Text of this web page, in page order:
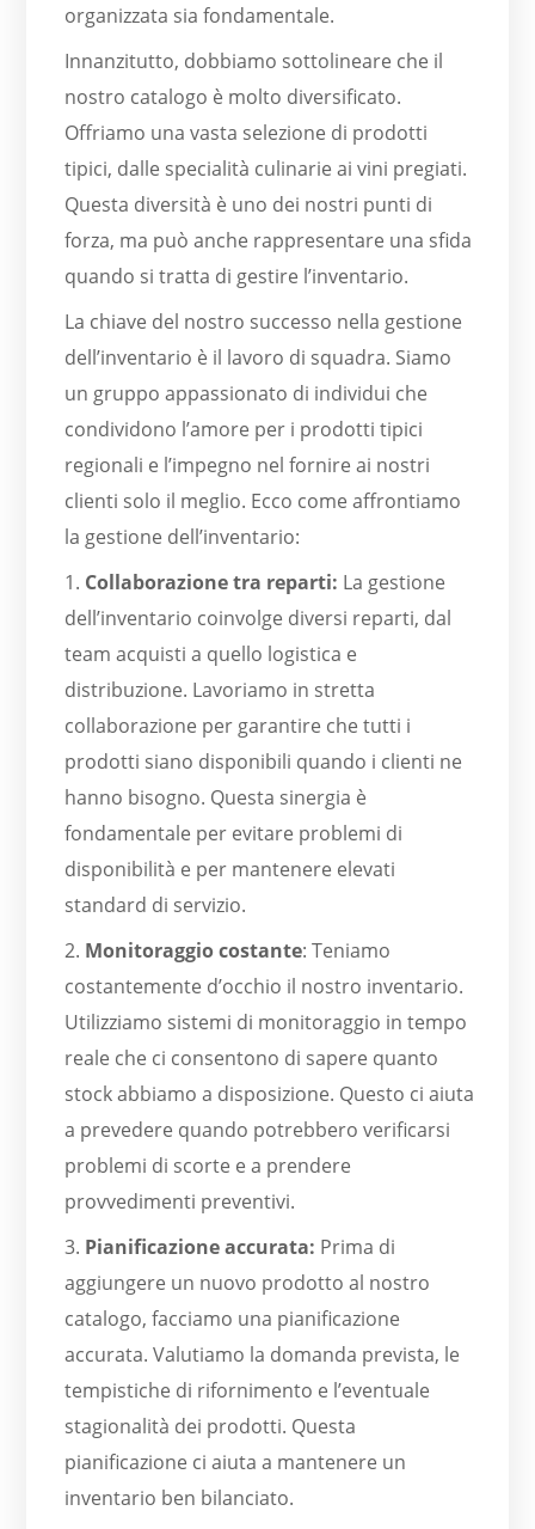
organizzata sia fondamentale.
Innanzitutto, dobbiamo sottolineare che il
nostro catalogo è molto diversificato.
Offriamo una vasta selezione di prodotti
tipici, dalle specialità culinarie ai vini pregiati.
Questa diversità è uno dei nostri punti di
forza, ma può anche rappresentare una sfida
quando si tratta di gestire l’inventario.
La chiave del nostro successo nella gestione
dell’inventario è il lavoro di squadra. Siamo
un gruppo appassionato di individui che
condividono l’amore per i prodotti tipici
regionali e l’impegno nel fornire ai nostri
clienti solo il meglio. Ecco come affrontiamo
la gestione dell’inventario:
1. Collaborazione tra reparti: La gestione
dell’inventario coinvolge diversi reparti, dal
team acquisti a quello logistica e
distribuzione. Lavoriamo in stretta
collaborazione per garantire che tutti i
prodotti siano disponibili quando i clienti ne
hanno bisogno. Questa sinergia è
fondamentale per evitare problemi di
disponibilità e per mantenere elevati
standard di servizio.
2. Monitoraggio costante: Teniamo
costantemente d’occhio il nostro inventario.
Utilizziamo sistemi di monitoraggio in tempo
reale che ci consentono di sapere quanto
stock abbiamo a disposizione. Questo ci aiuta
a prevedere quando potrebbero verificarsi
problemi di scorte e a prendere
provvedimenti preventivi.
3. Pianificazione accurata: Prima di
aggiungere un nuovo prodotto al nostro
catalogo, facciamo una pianificazione
accurata. Valutiamo la domanda prevista, le
tempistiche di rifornimento e l’eventuale
stagionalità dei prodotti. Questa
pianificazione ci aiuta a mantenere un
inventario ben bilanciato.